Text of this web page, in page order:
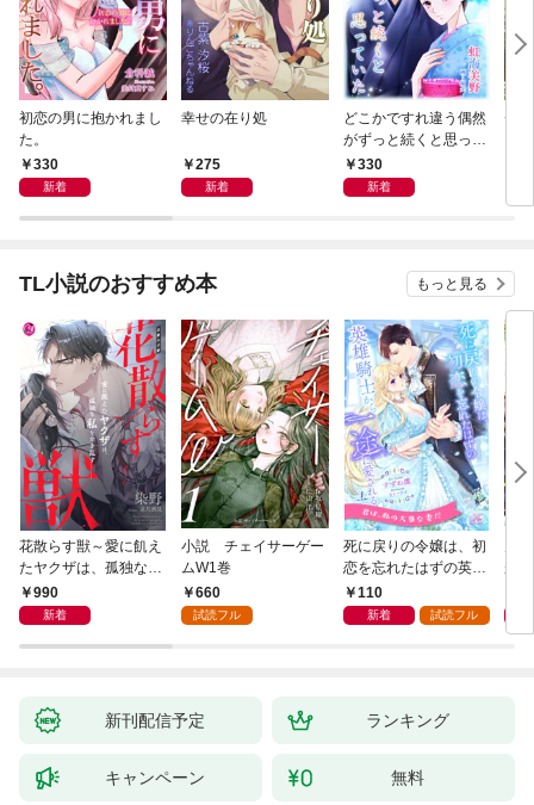
初恋の男に抱かれまし
た。
330
新着
幸せの在り処
275
新着
どこかですれ違う偶然
がずっと続くと思って
いた330
新着
チ
TL小説のおすすめ本 もっと見る
花散らす獣～愛に飢え
たヤクザは、孤独な私
をかき乱す～
990
新着
小説 チェイサーゲー
ムW1巻
660
試読フル
死に戻りの令嬢は、初
恋を忘れたはずの英雄
騎士から一途に愛され
る【１】
110
新着 試読フル
が
誘
新刊配信予定 ランキング
キャンペーン 無料